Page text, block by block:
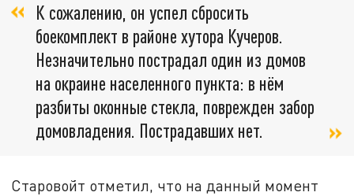
К сожалению, он успел сбросить
боекомплект в районе хутора Кучеров.
Незначительно пострадал один из домов
на окраине населенного пункта: в нём
разбиты оконные стекла, поврежден забор
домовладения. Пострадавших нет.
Старовойт отметил, что на данный момент